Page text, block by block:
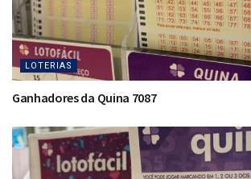
LOTERIAS
Ganhadores da Quina 7087